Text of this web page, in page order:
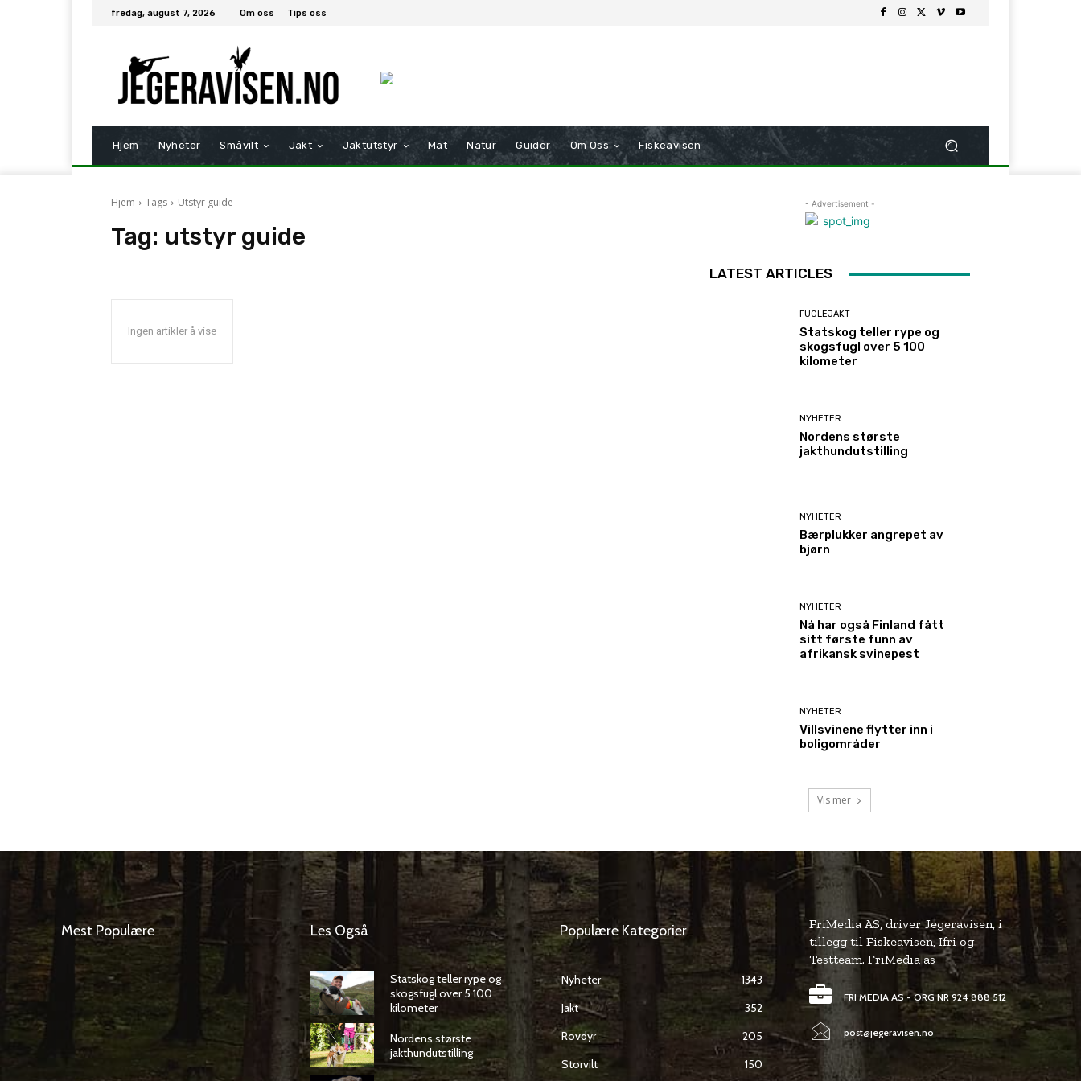
fredag, august 7, 2026 Om oss Tips oss
Hjem Nyheter Småvilt Jakt Jaktutstyr Mat Natur Guider Om Oss Fiskeavisen
Hjem Tags Utstyr guide
Tag: utstyr guide
Ingen artikler å vise
- Advertisement -
LATEST ARTICLES
FUGLEJAKT
Statskog teller rype og
skogsfugl over 5 100
kilometer
NYHETER
Nordens største
jakthundutstilling
NYHETER
Bærplukker angrepet av
bjørn
NYHETER
Nå har også Finland fått
sitt første funn av
afrikansk svinepest
NYHETER
Villsvinene flytter inn i
boligområder
Vis mer
Mest Populære Les Også
Statskog teller rype og
skogsfugl over 5 100
kilometer
Nordens største
jakthundutstilling
Populære Kategorier
Nyheter
1343
Jakt
352
Rovdyr
205
Storvilt
150
FriMedia AS, driver Jegeravisen, i
tillegg til Fiskeavisen, Ifri og
Testteam. FriMedia as
FRI MEDIA AS - ORG NR 924 888 512
post@jegeravisen.no